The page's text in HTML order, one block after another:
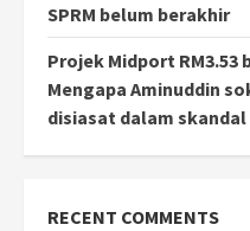
SPRM belum berakhir
Projek Midport
Mengapa Aminuddin
disiasat dalam skandal
RECENT COMMENTS